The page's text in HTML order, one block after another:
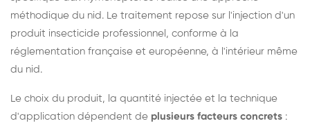
méthodique du nid. Le traitement repose sur l'injection d'un
produit insecticide professionnel, conforme à la
réglementation française et européenne, à l'intérieur même
du nid.
Le choix du produit, la quantité injectée et la technique
d'application dépendent de plusieurs facteurs concrets :